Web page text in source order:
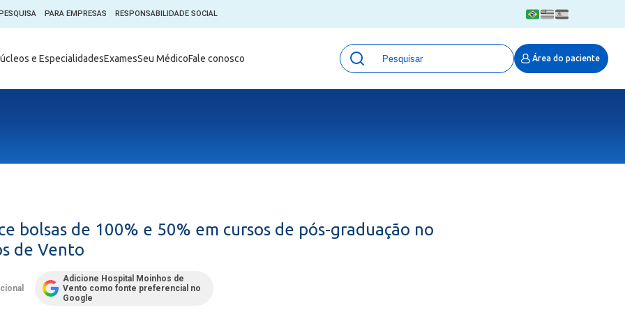
PARA EMPRESAS RESPONSABILIDADE SOCIAL
e EspecialidadesExamesSeu MédicoFale conosco Área do paciente
em Pesquisa (CEP)
Prática Clínica
Hospital do Coração Moinhos
Horários de visita no Hospital Moinhos
Notícias
Pastoral
Publicações
Unidades
Qualidade e Segurança em saúde
MOVE ARO
bolsas de 100% e 50% em cursos de pós-graduação no
de Vento
Adicione Hospital Moinhos de
Vento como fonte preferencial no
Google